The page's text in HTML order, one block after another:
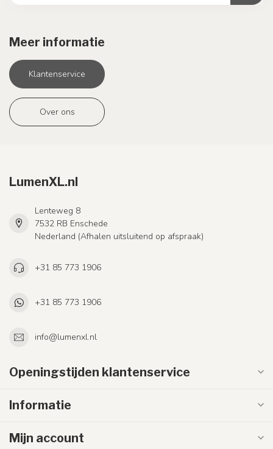
Meer informatie
Klantenservice
Over ons
LumenXL.nl
Lenteweg 8
7532 RB Enschede
Nederland (Afhalen uitsluitend op afspraak)
+31 85 773 1906
+31 85 773 1906
info@lumenxl.nl
Openingstijden klantenservice
Informatie
Mijn account